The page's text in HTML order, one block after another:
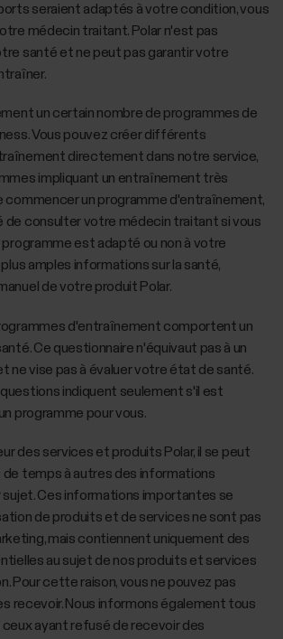
seraient adaptés à votre condition, vous
médecin traitant. Polar n'est pas
santé et ne peut pas garantir votre
un certain nombre de programmes de
Vous pouvez créer différents
directement dans notre service,
impliquant un entraînement très
commencer un programme d'entraînement,
de consulter votre médecin traitant si vous
programme est adapté ou non à votre
amples informations sur la santé,
de votre produit Polar.
d'entraînement comportent un
Ce questionnaire n'équivaut pas à un
ne vise pas à évaluer votre état de santé.
indiquent seulement s'il est
programme pour vous.
des services et produits Polar, il se peut
de temps à autres des informations
sujet. Ces informations importantes se
de produits et de services ne sont pas
mais contiennent uniquement des
au sujet de nos produits et services
Pour cette raison, vous ne pouvez pas
recevoir. Nous informons également tous
ceux ayant refusé de recevoir des